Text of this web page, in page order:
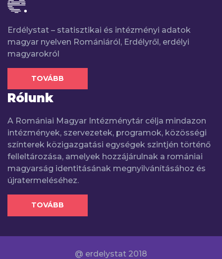
Erdélystat – statisztikai és intézményi adatok
magyar nyelven Romániáról, Erdélyről, erdélyi
magyarokról
TOVÁBB
Rólunk
A Romániai Magyar Intézménytár célja mindazon
intézmények, szervezetek, programok, közösségi
színterek közigazgatási egységek szintjén történő
felleltározása, amelyek hozzájárulnak a romániai
magyarság identitásának megnyilvánításához és
újratermeléséhez.
TOVÁBB
@ erdelystat 2018